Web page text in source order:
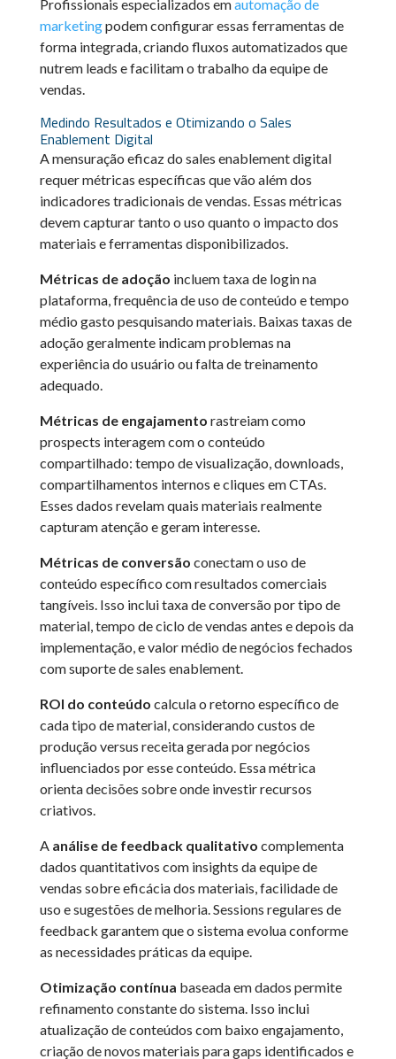
Profissionais especializados emautomação de
marketingpodem configurar essas ferramentas de
forma integrada, criando fluxos automatizados que
nutrem leads e facilitam o trabalho da equipe de
vendas.
Medindo Resultados e Otimizando o Sales
Enablement Digital
A mensuração eficaz do sales enablement digital
requer métricas específicas que vão além dos
indicadores tradicionais de vendas. Essas métricas
devem capturar tanto o uso quanto o impacto dos
materiais e ferramentas disponibilizados.
Métricas de adoção incluem taxa de login na
plataforma, frequência de uso de conteúdo e tempo
médio gasto pesquisando materiais. Baixas taxas de
adoção geralmente indicam problemas na
experiência do usuário ou falta de treinamento
adequado.
Métricas de engajamento rastreiam como
prospects interagem com o conteúdo
compartilhado: tempo de visualização, downloads,
compartilhamentos internos e cliques em CTAs.
Esses dados revelam quais materiais realmente
capturam atenção e geram interesse.
Métricas de conversão conectam o uso de
conteúdo específico com resultados comerciais
tangíveis. Isso inclui taxa de conversão por tipo de
material, tempo de ciclo de vendas antes e depois da
implementação, e valor médio de negócios fechados
com suporte de sales enablement.
ROI do conteúdo calcula o retorno específico de
cada tipo de material, considerando custos de
produção versus receita gerada por negócios
influenciados por esse conteúdo. Essa métrica
orienta decisões sobre onde investir recursos
criativos.
A análise de feedback qualitativo complementa
dados quantitativos com insights da equipe de
vendas sobre eficácia dos materiais, facilidade de
uso e sugestões de melhoria. Sessions regulares de
feedback garantem que o sistema evolua conforme
as necessidades práticas da equipe.
Otimização contínua baseada em dados permite
refinamento constante do sistema. Isso inclui
atualização de conteúdos com baixo engajamento,
criação de novos materiais para gaps identificados e